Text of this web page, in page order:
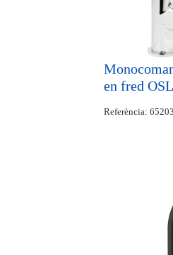
en fred
Referència: